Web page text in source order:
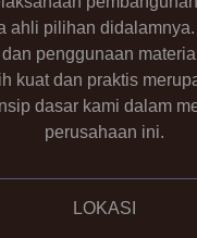
ahli pilihan
penggunaan
kuat dan praktis
dasar kami dalam
perusahaan ini.
LOKASI